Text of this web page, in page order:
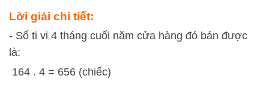
Lời giải chi tiết:
- Số ti vi 4 tháng cuối năm cửa hàng đó bán được
là:
164 . 4 = 656 (chiếc)